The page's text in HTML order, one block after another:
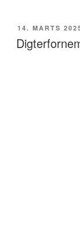
UDGIVET
DEN
14. MARTS